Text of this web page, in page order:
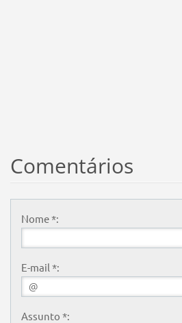
Comentários
Nome *:
E-mail *:
Assunto *: